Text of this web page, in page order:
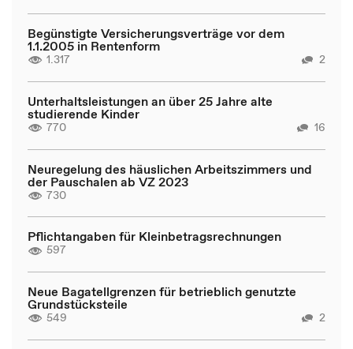
Begünstigte Versicherungsverträge vor dem
1.1.2005 in Rentenform
1.317 2
Unterhaltsleistungen an über 25 Jahre alte
studierende Kinder
770 16
Neuregelung des häuslichen Arbeitszimmers und
der Pauschalen ab VZ 2023
730
Pflichtangaben für Kleinbetragsrechnungen
597
Neue Bagatellgrenzen für betrieblich genutzte
Grundstücksteile
549 2